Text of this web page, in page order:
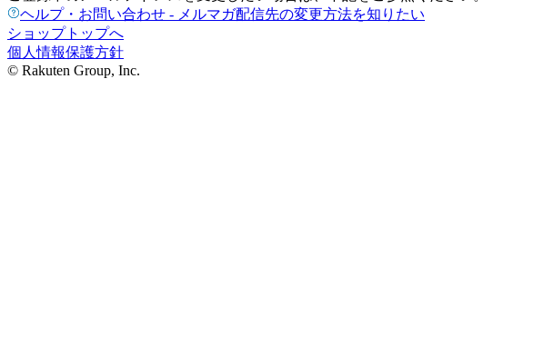
ヘルプ・お問い合わせ - メルマガ配信先の変更方法を知りたい
ショップトップへ
個人情報保護方針
© Rakuten Group, Inc.